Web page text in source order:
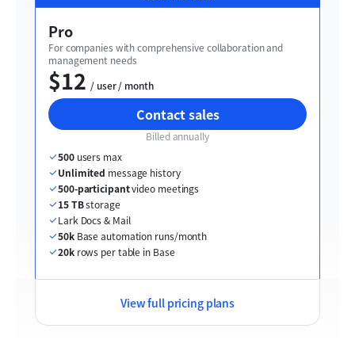
Pro
For companies with comprehensive collaboration and
management needs
$12
  / user / month
Contact sales
Billed annually
500 users max
Unlimited message history
500-participant video meetings
15 TB storage
Lark Docs & Mail
50k Base automation runs/month
20k rows per table in Base
View full pricing plans